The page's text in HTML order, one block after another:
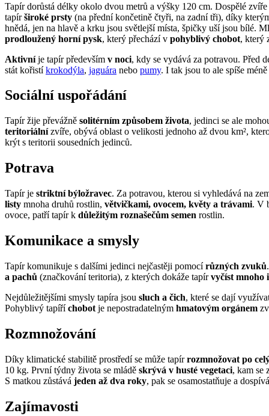
Tapír dorůstá délky okolo dvou metrů a výšky 120 cm. Dospělé
tapírširoké prsty (na přední končetině čtyři, na zadní tři), díky
hnědá, jen na hlavě a krku jsou světlejší místa, špičky uší jsou bílé.
prodloužený horní pysk, který přechází v pohyblivý chobot, který
Aktivníje tapír především v noci, kdy se vydává za potravou. Před
stát kořistíkrokodýla, jaguára nebo pumy. I tak jsou to ale spíše
Sociální uspořádání
Tapír žije převážně solitérním způsobem života, jedinci se ale
teritoriálnízvíře, obývá oblast o velikosti jednoho až dvou km²,
krýt s teritorii sousedních jedinců.
Potrava
Tapír je striktní býložravec. Za potravou, kterou si vyhledává na
listy mnoha druhů rostlin, větvičkami, ovocem, květy a trávami. V
ovoce, patří tapír k důležitým roznašečům semen rostlin.
Komunikace a smysly
Tapír komunikuje s dalšími jedinci nejčastěji pomocírůzných zvuků
a pachů (značkování teritoria), z kterých dokáže tapírvyčíst mnoho
Nejdůležitějšími smysly tapíra jsou sluch a čich, které se dají
Pohyblivý tapíříchobot je nepostradatelným hmatovým orgánem
Rozmnožování
Díky klimatické stabilitě prostředí se může tapírrozmnožovat po
10 kg. První týdny života se mládě skrývá v husté vegetaci, kam se
S matkou zůstává jeden až dva roky, pak se osamostatňuje a
Zajímavosti